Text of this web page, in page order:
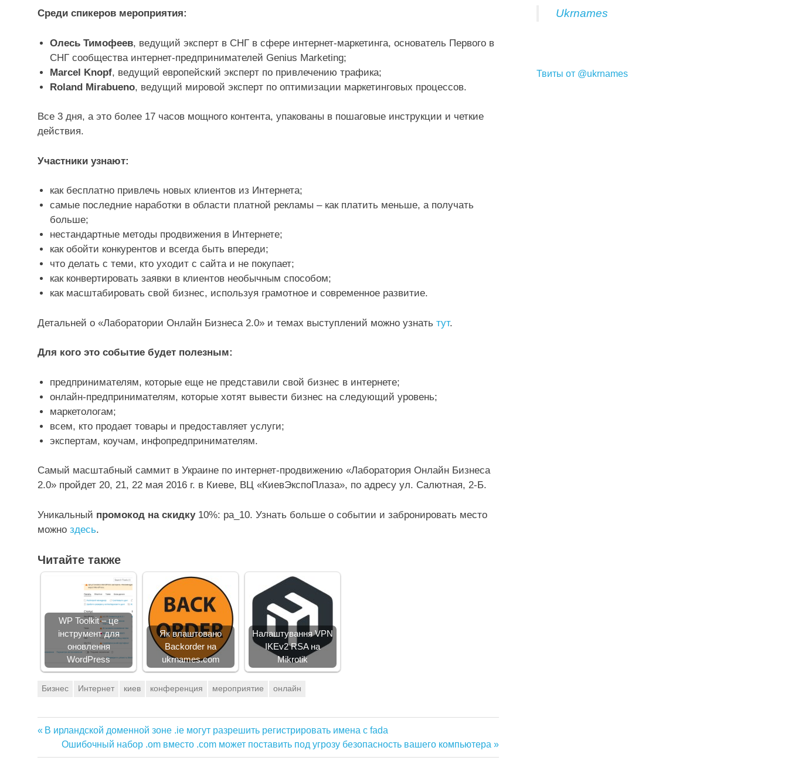
Среди спикеров мероприятия:
Олесь Тимофеев, ведущий эксперт в СНГ в сфере интернет-маркетинга, основатель Первого в
СНГ сообщества интернет-предпринимателей Genius Marketing;
Marcel Knopf, ведущий европейский эксперт по привлечению трафика;
Roland Mirabueno, ведущий мировой эксперт по оптимизации маркетинговых процессов.
Все 3 дня, а это более 17 часов мощного контента, упакованы в пошаговые инструкции и четкие
действия.
Участники узнают:
как бесплатно привлечь новых клиентов из Интернета;
самые последние наработки в области платной рекламы – как платить меньше, а получать
больше;
нестандартные методы продвижения в Интернете;
как обойти конкурентов и всегда быть впереди;
что делать с теми, кто уходит с сайта и не покупает;
как конвертировать заявки в клиентов необычным способом;
как масштабировать свой бизнес, используя грамотное и современное развитие.
Детальней о «Лаборатории Онлайн Бизнеса 2.0» и темах выступлений можно узнать тут.
Для кого это событие будет полезным:
предпринимателям, которые еще не представили свой бизнес в интернете;
онлайн-предпринимателям, которые хотят вывести бизнес на следующий уровень;
маркетологам;
всем, кто продает товары и предоставляет услуги;
экспертам, коучам, инфопредпринимателям.
Самый масштабный саммит в Украине по интернет-продвижению «Лаборатория Онлайн Бизнеса
2.0» пройдет 20, 21, 22 мая 2016 г. в Киеве, ВЦ «КиевЭкспоПлаза», по адресу ул. Салютная, 2-Б.
Уникальный промокод на скидку10%: pa_10. Узнать больше о событии и забронировать место
можно здесь.
Читайте также
WP Toolkit – це
інструмент для
оновлення
WordPress
Як влаштовано
Backorder на
ukrnames.com
Налаштування VPN
IKEv2 RSA на
Mikrotik
Бизнес Интернет киев конференция мероприятие онлайн
Навигация
Предыдущая
запись:
В ирландской доменной зоне .ie могут разрешить регистрировать имена с fada
Следующая
запись:
Ошибочный набор .om вместо .com может поставить под угрозу безопасность вашего компьютера
Ukrnames
Твиты от @ukrnames